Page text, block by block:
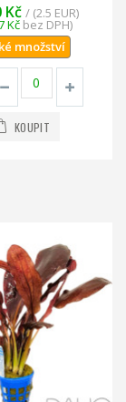
Kč / (2.5 EUR)
Kčbez DPH)
množství
KOUPIT